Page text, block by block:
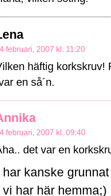
februari, 2007 kl. 11:20
häftig korkskruv!
en så´n.
februari, 2007 kl. 09:40
det var en
har kanske
har här hemma;)